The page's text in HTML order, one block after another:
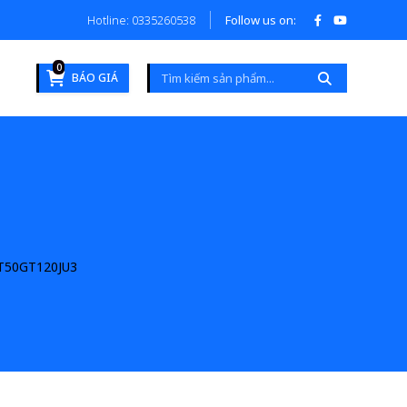
Hotline: 0335260538 Follow us on:
0
BÁO GIÁ